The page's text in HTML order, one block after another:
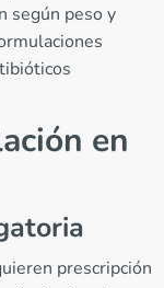
según peso y
en
prescripción